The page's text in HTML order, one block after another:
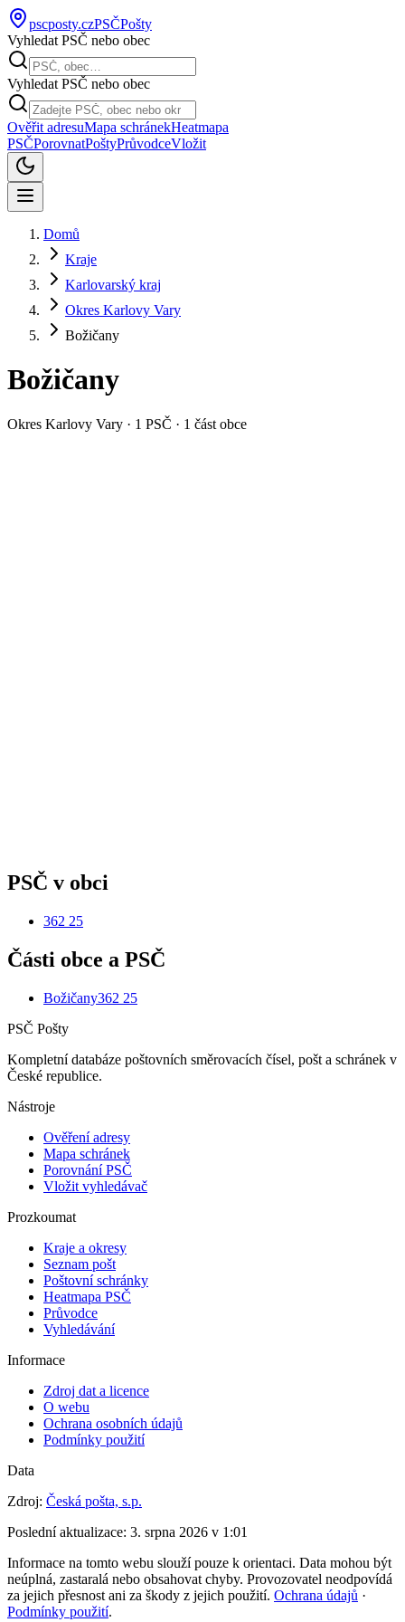
pscposty.czPSČPošty
Vyhledat PSČ nebo obec
Vyhledat PSČ nebo obec
Ověřit adresuMapa schránekHeatmapa
PSČPorovnatPoštyPrůvodceVložit
Domů
Kraje
Karlovarský kraj
Okres Karlovy Vary
Božičany
Božičany
Okres Karlovy Vary · 1 PSČ · 1 část obce
PSČ v obci
362 25
Části obce a PSČ
Božičany362 25
PSČ Pošty
Kompletní databáze poštovních směrovacích čísel, pošt a schránek v
České republice.
Nástroje
Ověření adresy
Mapa schránek
Porovnání PSČ
Vložit vyhledávač
Prozkoumat
Kraje a okresy
Seznam pošt
Poštovní schránky
Heatmapa PSČ
Průvodce
Vyhledávání
Informace
Zdroj dat a licence
O webu
Ochrana osobních údajů
Podmínky použití
Data
Zdroj: Česká pošta, s.p.
Poslední aktualizace: 3. srpna 2026 v 1:01
Informace na tomto webu slouží pouze k orientaci. Data mohou být
neúplná, zastaralá nebo obsahovat chyby. Provozovatel neodpovídá
za jejich přesnost ani za škody z jejich použití. Ochrana údajů ·
Podmínky použití.